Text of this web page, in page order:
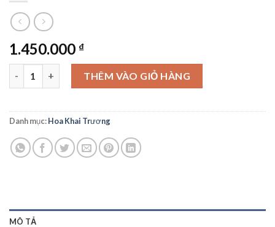
1.450.000 ₫
Hoa Khai Trương – HKT31 số lượng
THÊM VÀO GIỎ HÀNG
Danh mục:Hoa Khai Trương
MÔ TẢ